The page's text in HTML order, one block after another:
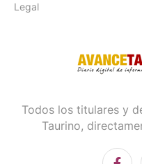
Legal
Todos los titulares y
Taurino,